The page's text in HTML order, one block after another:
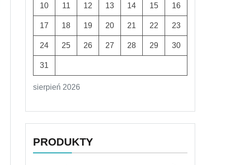
sierpień 2026
10 11 12 13 14 15 16
17 18 19 20 21 22 23
24 25 26 27 28 29 30
31
PRODUKTY